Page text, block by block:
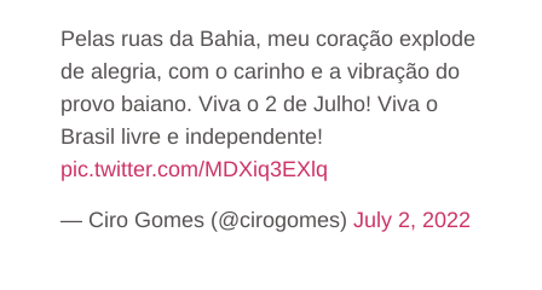
Pelas ruas da Bahia, meu coração explode
de alegria, com o carinho e a vibração do
provo baiano. Viva o 2 de Julho! Viva o
Brasil livre e independente!
pic.twitter.com/MDXiq3EXlq
— Ciro Gomes (@cirogomes) July 2, 2022